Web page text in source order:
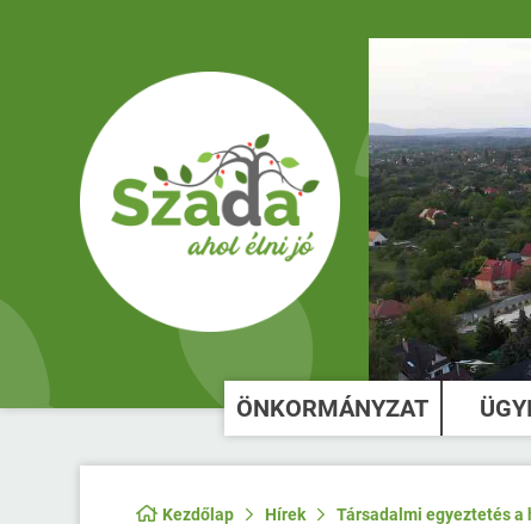
ÖNKORMÁNYZAT
Kezdőlap Hírek
Társadalmi egyeztetés